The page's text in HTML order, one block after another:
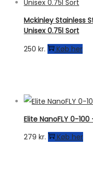
Mckinley Stainless
Unisex 0.75l Sort
250 kr. Køb her
Elite NanoFLY 0-
279 kr. Køb her